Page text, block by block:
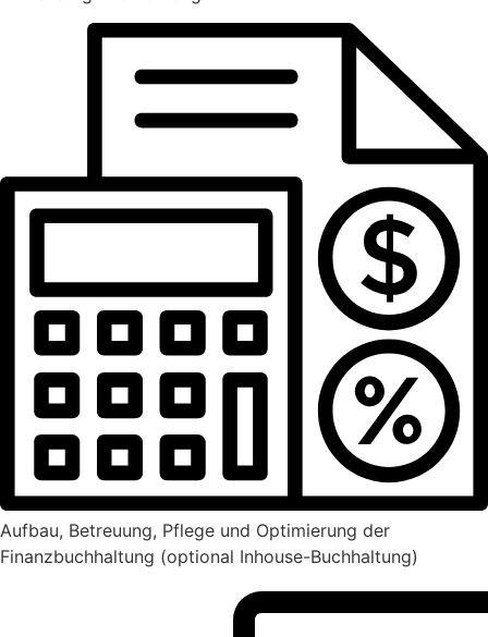
Aufbau, Betreuung, Pflege und Optimierung der
Finanzbuchhaltung (optional Inhouse-Buchhaltung)